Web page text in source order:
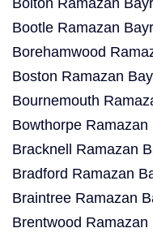
Bolton Ramazan
Bootle Ramazan
Borehamwood
Boston Ramazan
Bournemouth
Bowthorpe Ramazan
Bracknell Ramazan
Bradford Ramazan
Braintree Ramazan
Brentwood Ramazan